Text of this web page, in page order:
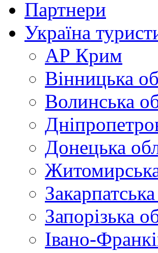
Партнери
Україна
АР Крим
Вінницька
Волинська
Донецька
Запорізька
Івано-